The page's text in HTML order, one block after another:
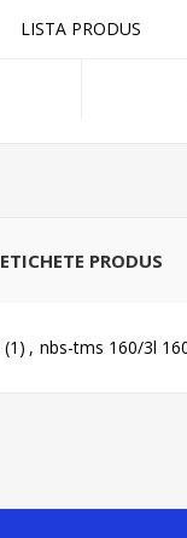
LISTA PRODUS
ETICHETE PRODUS
(1) , nbs-tms 160/3l